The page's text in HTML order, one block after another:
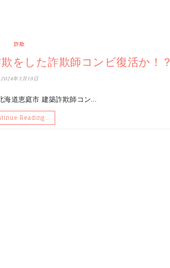
詐欺
をした詐欺師コンビ復活か！？
2024年3月19日
海道恵庭市 建築詐欺師コン…
Reading…